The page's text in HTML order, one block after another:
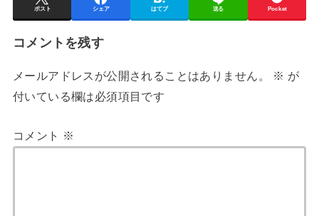
ポスト シェア はてブ 送る Pocket
コメントを残す
メールアドレスが公開されることはありません。 ※ が
付いている欄は必須項目です
コメント ※